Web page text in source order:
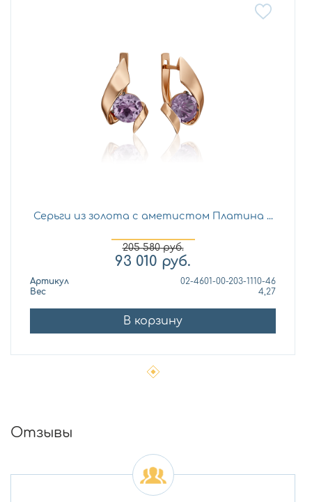
Серьги из золота с аметистом Платина ...
205 580руб.
93 010 руб.
Артикул
02-4601-00-203-1110-46
Вес
4,27
В корзину
Отзывы